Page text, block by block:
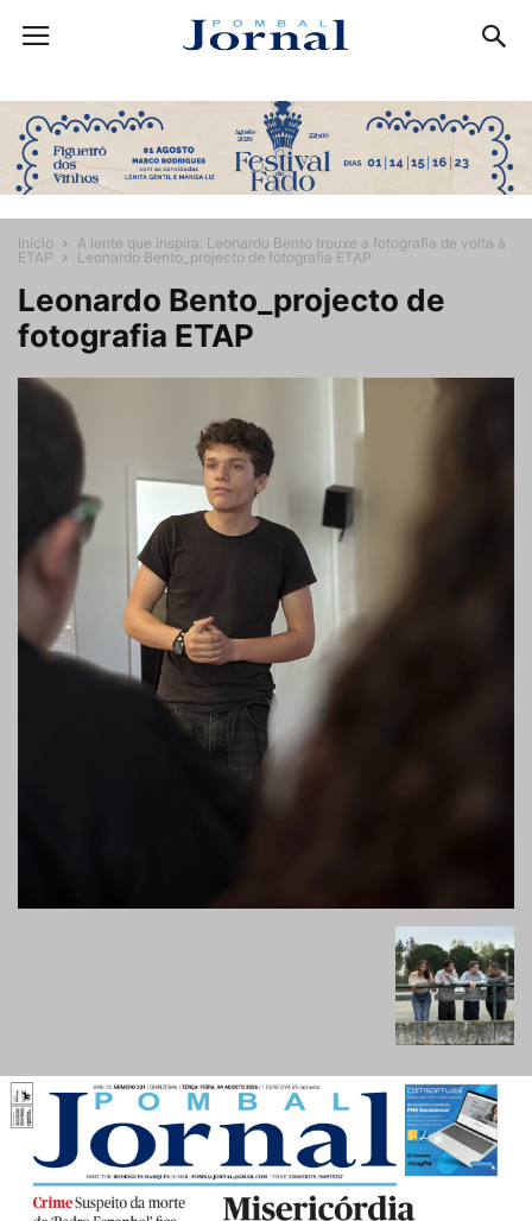
Início
A lente que inspira: Leonardo Bento trouxe a fotografia de volta à
ETAP
Leonardo Bento_projecto de fotografia ETAP
Leonardo Bento_projecto de
fotografia ETAP